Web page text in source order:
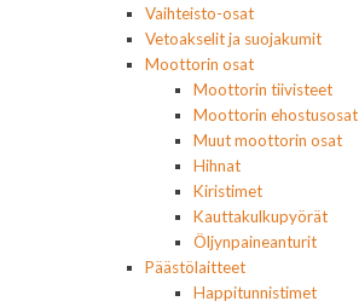
Vaihteisto-osat
Vetoakselit ja suojakumit
Moottorin osat
Moottorin tiivisteet
Moottorin ehostusosat
Muut moottorin osat
Hihnat
Kiristimet
Kauttakulkupyörät
Öljynpaineanturit
Päästölaitteet
Happitunnistimet